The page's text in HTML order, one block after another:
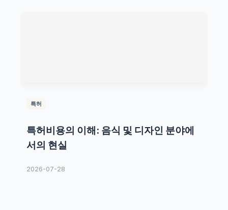
특허
특허비용의 이해: 음식 및 디자인 분야에
서의 현실
2026-07-28